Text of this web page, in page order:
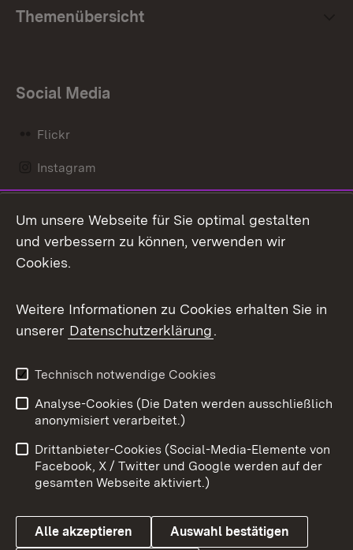
Themenübersicht
Social Media
Flickr
Instagram
Mastodon
Messenger
Social Wall
X / Twitter
Youtube
Benutzungshinweise
Barrierefreiheit
Datenschutz
Cookies
Um unsere Webseite für Sie optimal gestalten
und verbessern zu können, verwenden wir
Cookies.
Weitere Informationen zu Cookies erhalten Sie in
unserer Datenschutzerklärung.
Technisch notwendige Cookies
Analyse-Cookies (Die Daten werden ausschließlich
anonymisiert verarbeitet.)
Drittanbieter-Cookies (Social-Media-Elemente von
Facebook, X / Twitter und Google werden auf der
gesamten Webseite aktiviert.)
Alle akzeptieren Auswahl bestätigen